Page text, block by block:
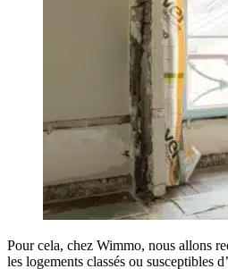
Pour cela, chez Wimmo, nous allons
les logements classés ou susceptibles